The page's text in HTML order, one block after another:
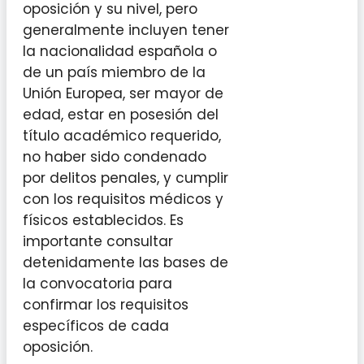
oposición y su nivel, pero
generalmente incluyen tener
la nacionalidad española o
de un país miembro de la
Unión Europea, ser mayor de
edad, estar en posesión del
título académico requerido,
no haber sido condenado
por delitos penales, y cumplir
con los requisitos médicos y
físicos establecidos. Es
importante consultar
detenidamente las bases de
la convocatoria para
confirmar los requisitos
específicos de cada
oposición.